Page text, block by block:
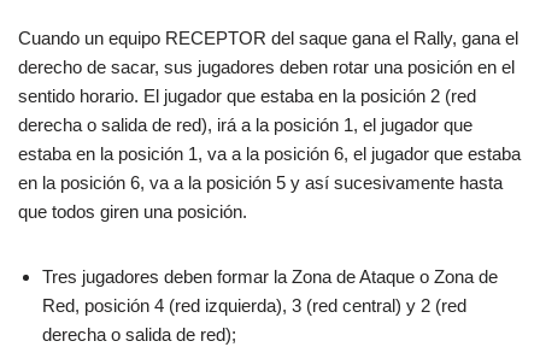
Cuando un equipo RECEPTOR del saque gana el Rally, gana el
derecho de sacar, sus jugadores deben rotar una posición en el
sentido horario. El jugador que estaba en la posición 2 (red
derecha o salida de red), irá a la posición 1, el jugador que
estaba en la posición 1, va a la posición 6, el jugador que estaba
en la posición 6, va a la posición 5 y así sucesivamente hasta
que todos giren una posición.
Tres jugadores deben formar la Zona de Ataque o Zona de
Red, posición 4 (red izquierda), 3 (red central) y 2 (red
derecha o salida de red);